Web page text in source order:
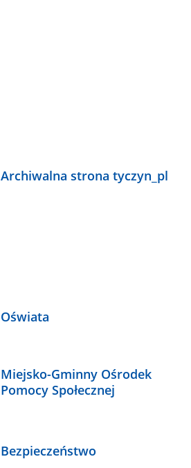
Archiwalna strona tyczyn_pl
Oświata
Miejsko-Gminny Ośrodek
Pomocy Społecznej
Bezpieczeństwo